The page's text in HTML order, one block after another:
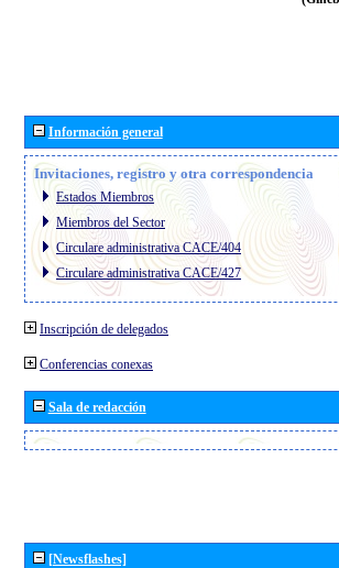
Información general
Invitaciones, registro y otra correspondencia
Estados Miembros
Miembros del Sector
Circulare administrativa CACE/404
Circulare administrativa CACE/427
Inscripción de delegados
Conferencias conexas
Sala de redacción
[Newsflashes]